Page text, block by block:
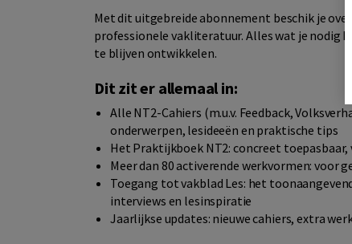
Met dit uitgebreide abonnement beschik je
professionele vakliteratuur. Alles wat je nodig
te blijven ontwikkelen.
Dit zit er allemaal in:
Alle NT2-Cahiers (m.u.v. Feedback,
onderwerpen, lesideeën en praktische tips
Het Praktijkboek NT2: concreet
Meer dan 80 activerende werkvormen: voor
Toegang tot vakblad Les: het
interviews en lesinspiratie
Jaarlijkse updates: nieuwe cahiers, extra